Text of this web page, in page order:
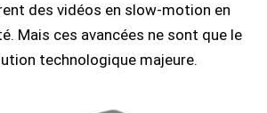
des vidéos en slow-motion en
Mais ces avancées ne sont que le
technologique majeure.